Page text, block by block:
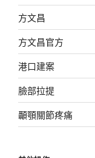
方文昌
方文昌官方
港口建案
臉部拉提
顳顎關節疼痛